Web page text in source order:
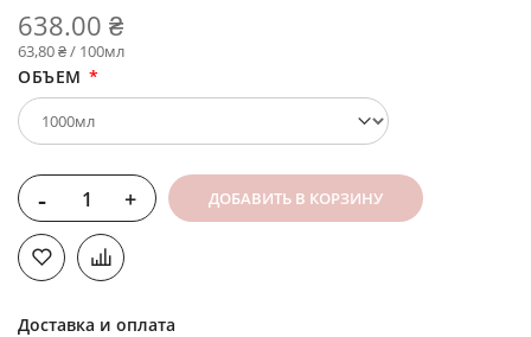
638.00 ₴
63,80 ₴ / 100мл
ОБЪЕМ
- + ДОБАВИТЬ В КОРЗИНУ
Доставка и оплата